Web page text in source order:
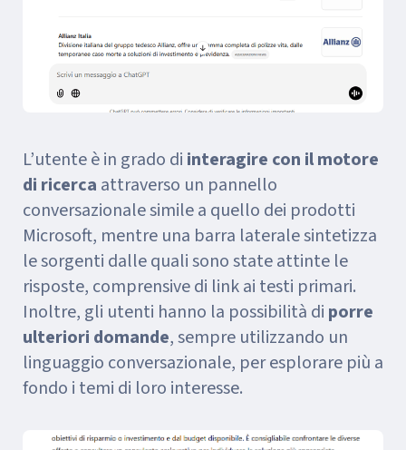
L’utente è in grado di interagire con il motore
di ricerca attraverso un pannello
conversazionale simile a quello dei prodotti
Microsoft, mentre una barra laterale sintetizza
le sorgenti dalle quali sono state attinte le
risposte, comprensive di link ai testi primari.
Inoltre, gli utenti hanno la possibilità di porre
ulteriori domande, sempre utilizzando un
linguaggio conversazionale, per esplorare più a
fondo i temi di loro interesse.